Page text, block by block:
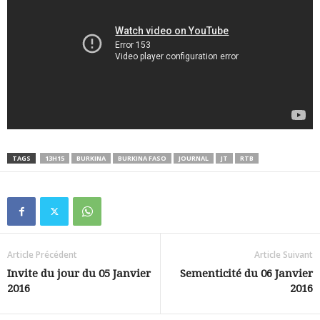
TAGS 13H15 BURKINA BURKINA FASO JOURNAL JT RTB
Article Précédent
Invite du jour du 05 Janvier
2016
Article Suivant
Sementicité du 06 Janvier
2016